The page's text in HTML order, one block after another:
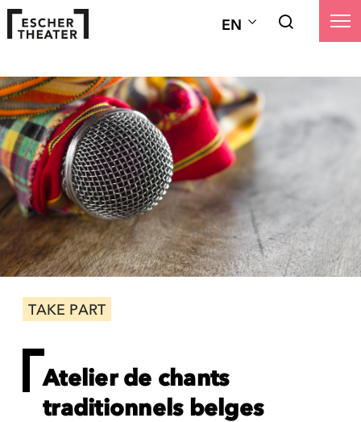
EN
TAKE PART
Atelier de chants
traditionnels belges